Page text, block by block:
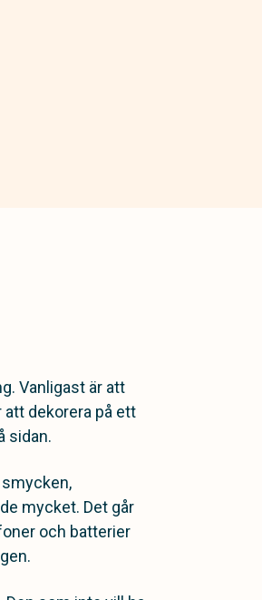
Vanligast är att
dekorera på ett
sidan.
mycket. Det går
och batterier